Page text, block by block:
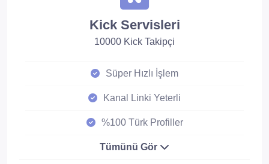
Kick Servisleri
10000 Kick Takipçi
Süper Hızlı İşlem
Kanal Linki Yeterli
%100 Türk Profiller
Tümünü Gör